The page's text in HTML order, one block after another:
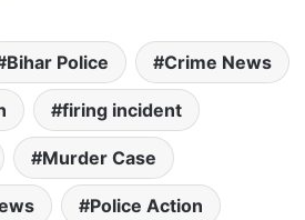
Bihar Police Crime News
firing incident
Murder Case
Police Action